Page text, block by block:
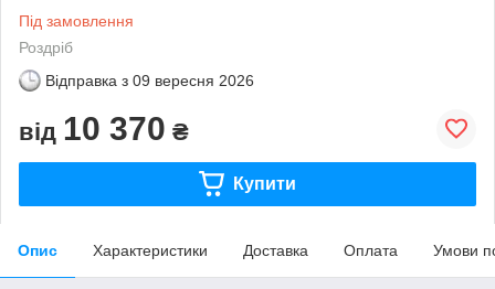
Під замовлення
Роздріб
Відправка з 09 вересня 2026
від 10 370 ₴
Купити
Опис Характеристики Доставка Оплата Умови